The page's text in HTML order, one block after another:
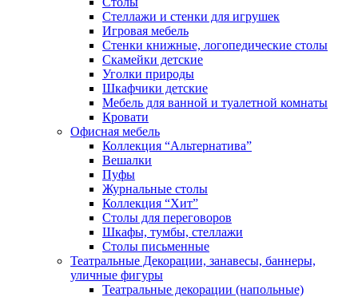
Стеллажи и стенки для игрушек
Игровая мебель
Стенки книжные, логопедические столы
Скамейки детские
Уголки природы
Шкафчики детские
Мебель для ванной и туалетной комнаты
Кровати
Офисная мебель
Коллекция “Альтернатива”
Вешалки
Пуфы
Журнальные столы
Коллекция “Хит”
Столы для переговоров
Шкафы, тумбы, стеллажи
Столы письменные
Театральные Декорации, занавесы, баннеры,
уличные фигуры
Театральные декорации (напольные)